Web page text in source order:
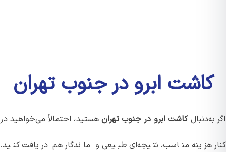
کاشت ابرو در جنوب تهران
به‌دنبالکاشت ابرو در جنوب تهرانهستید، احتمالاً می‌خواهید در
هزینه مناسب، نتیجه‌ای طبیعی و ماندگار هم دریافت کنید.